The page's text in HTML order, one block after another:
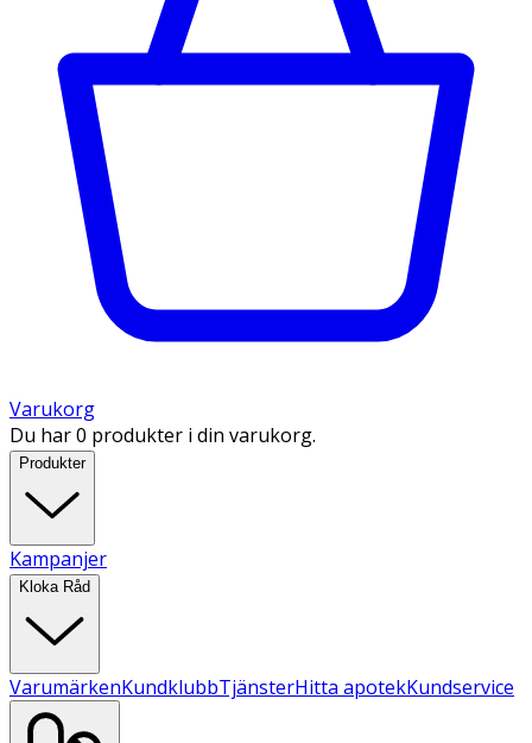
Varukorg
Du har 0 produkter i din varukorg.
Produkter
Kampanjer
Kloka Råd
VarumärkenKundklubbTjänsterHitta apotekKundservice